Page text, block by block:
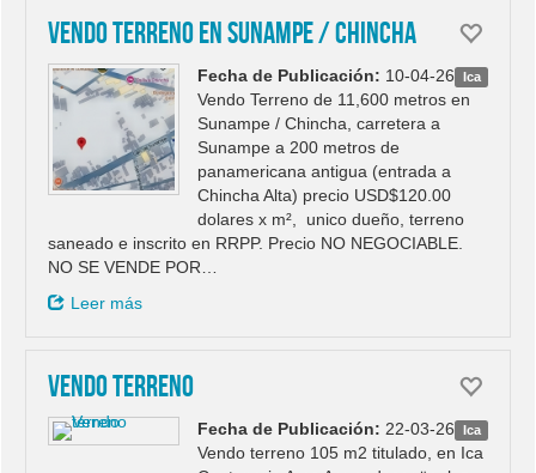
Vendo Terreno en Sunampe / Chincha
Ica
Fecha de Publicación: 10-04-26
Vendo Terreno de 11,600 metros en
Sunampe / Chincha, carretera a
Sunampe a 200 metros de
panamericana antigua (entrada a
Chincha Alta) precio USD$120.00
dolares x m², unico dueño, terreno
saneado e inscrito en RRPP. Precio NO NEGOCIABLE.
NO SE VENDE POR…
Leer más
Vendo terreno
Ica
Fecha de Publicación: 22-03-26
Vendo terreno 105 m2 titulado, en Ica